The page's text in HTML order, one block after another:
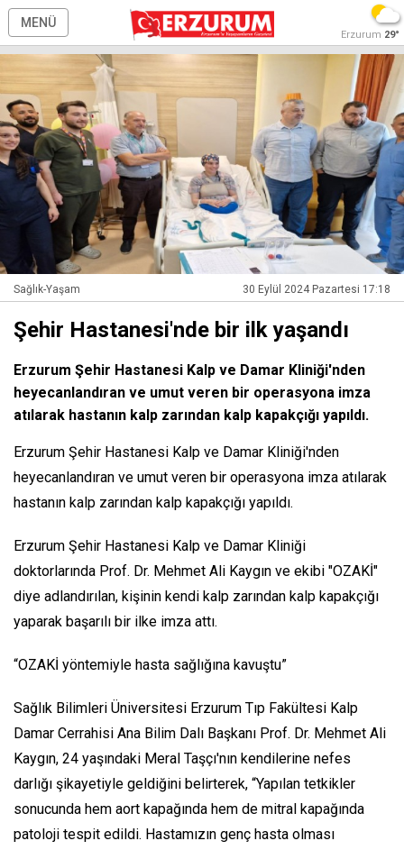
MENÜ
Erzurum 29°
Sağlık-Yaşam 30 Eylül 2024 Pazartesi 17:18
Şehir Hastanesi'nde bir ilk yaşandı
Erzurum Şehir Hastanesi Kalp ve Damar Kliniği'nden
heyecanlandıran ve umut veren bir operasyona imza
atılarak hastanın kalp zarından kalp kapakçığı yapıldı.
Erzurum Şehir Hastanesi Kalp ve Damar Kliniği'nden
heyecanlandıran ve umut veren bir operasyona imza atılarak
hastanın kalp zarından kalp kapakçığı yapıldı.
Erzurum Şehir Hastanesi Kalp ve Damar Kliniği
doktorlarında Prof. Dr. Mehmet Ali Kaygın ve ekibi "OZAKİ"
diye adlandırılan, kişinin kendi kalp zarından kalp kapakçığı
yaparak başarılı bir ilke imza attı.
“OZAKİ yöntemiyle hasta sağlığına kavuştu”
Sağlık Bilimleri Üniversitesi Erzurum Tıp Fakültesi Kalp
Damar Cerrahisi Ana Bilim Dalı Başkanı Prof. Dr. Mehmet Ali
Kaygın, 24 yaşındaki Meral Taşçı'nın kendilerine nefes
darlığı şikayetiyle geldiğini belirterek, “Yapılan tetkikler
sonucunda hem aort kapağında hem de mitral kapağında
patoloji tespit edildi. Hastamızın genç hasta olması